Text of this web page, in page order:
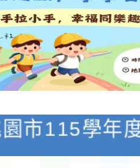
年度第1學
代課鐘點教
理後續甄選)
市115學年
」1份
學年度學生